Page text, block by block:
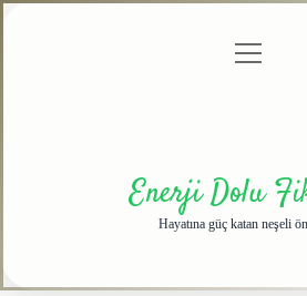
menüyü
Enerji Dolu
Hayatına güç katan neşeli